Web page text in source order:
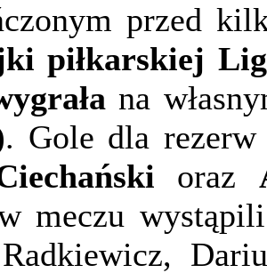
przed
piłkarskiej
na
. Gole dla
oraz
w meczu